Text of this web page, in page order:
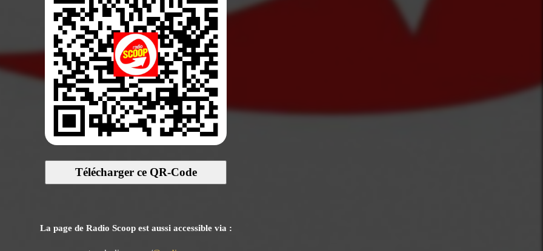
Télécharger ce QR-Code
La page de Radio Scoop est aussi accessible via :